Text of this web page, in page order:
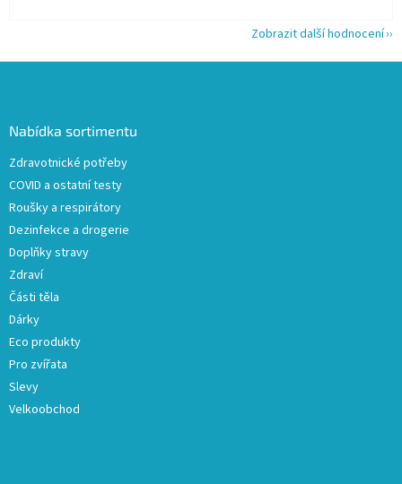
Zobrazit další hodnocení
Nabídka sortimentu
Zdravotnické potřeby
COVID a ostatní testy
Roušky a respirátory
Dezinfekce a drogerie
Doplňky stravy
Zdraví
Části těla
Dárky
Eco produkty
Pro zvířata
Slevy
Velkoobchod